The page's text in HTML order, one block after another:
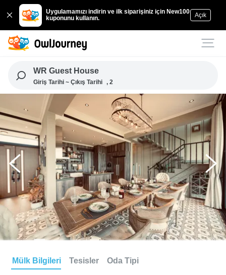
Uygulamamızı indirin ve ilk siparişiniz için New100
kuponunu kullanın.
Açık
WR Guest House
Giriş Tarihi ~ Çıkış Tarihi , 2
Mülk Bilgileri Tesisler Oda Tipi